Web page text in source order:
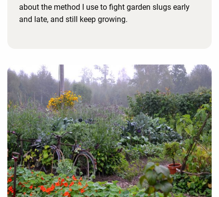
about the method I use to fight garden slugs early
and late, and still keep growing.